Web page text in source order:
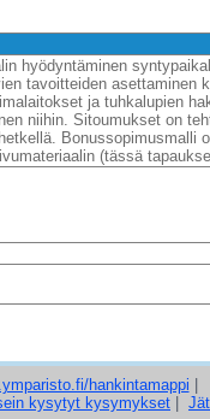
hyödyntäminen
tavoitteiden asettaminen
ja tuhkalupien
niihin. Sitoumukset on
Bonussopimusmalli
(tässä
hankintamappi
kysytyt kysymykset